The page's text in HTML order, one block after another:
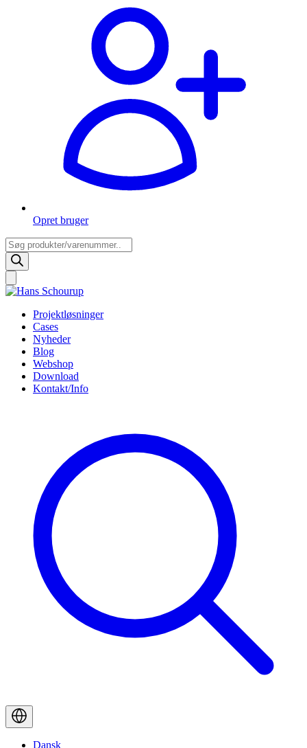
Opret bruger
Products
search
Projektløsninger
Cases
Nyheder
Blog
Webshop
Download
Kontakt/Info
Dansk